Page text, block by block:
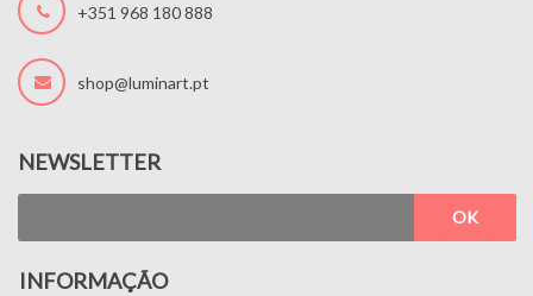
+351 968 180 888
shop@luminart.pt
NEWSLETTER
OK
INFORMAÇÃO